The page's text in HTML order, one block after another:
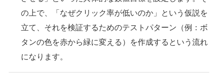
の上で、「なぜクリック率が低いのか」という仮説を
立て、それを検証するためのテストパターン（例：ボ
タンの色を赤から緑に変える）を作成するという流れ
になります。